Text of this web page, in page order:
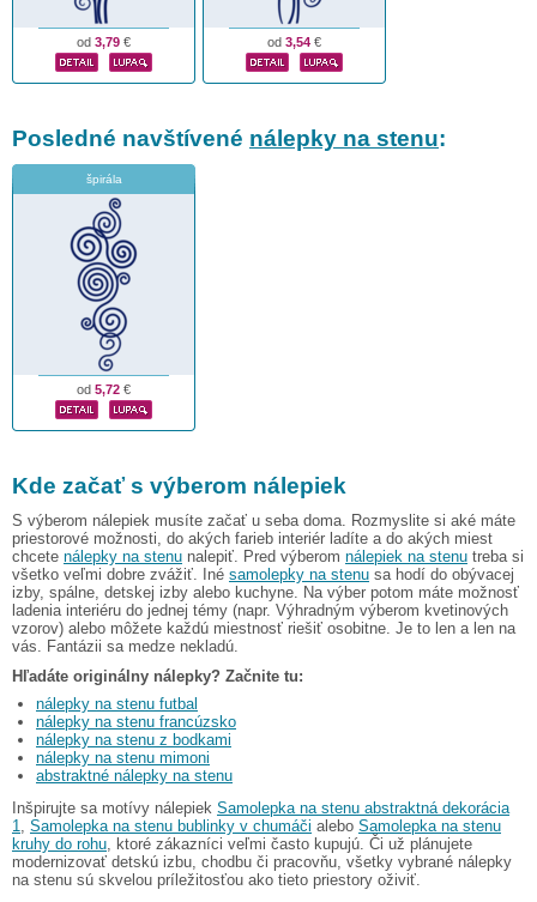
od 3,79 € od 3,54 €
Posledné navštívené nálepky na stenu:
špirála
od 5,72 €
Kde začať s výberom nálepiek
S výberom nálepiek musíte začať u seba doma. Rozmyslite si aké máte
priestorové možnosti, do akých farieb interiér ladíte a do akých miest
chcete nálepky na stenu nalepiť. Pred výberom nálepiek na stenu treba si
všetko veľmi dobre zvážiť. Iné samolepky na stenu sa hodí do obývacej
izby, spálne, detskej izby alebo kuchyne. Na výber potom máte možnosť
ladenia interiéru do jednej témy (napr. Výhradným výberom kvetinových
vzorov) alebo môžete každú miestnosť riešiť osobitne. Je to len a len na
vás. Fantázii sa medze nekladú.
Hľadáte originálny nálepky? Začnite tu:
nálepky na stenu futbal
nálepky na stenu francúzsko
nálepky na stenu z bodkami
nálepky na stenu mimoni
abstraktné nálepky na stenu
Inšpirujte sa motívy nálepiek Samolepka na stenu abstraktná dekorácia
1, Samolepka na stenu bublinky v chumáči alebo Samolepka na stenu
kruhy do rohu, ktoré zákazníci veľmi často kupujú. Či už plánujete
modernizovať detskú izbu, chodbu či pracovňu, všetky vybrané nálepky
na stenu sú skvelou príležitosťou ako tieto priestory oživiť.